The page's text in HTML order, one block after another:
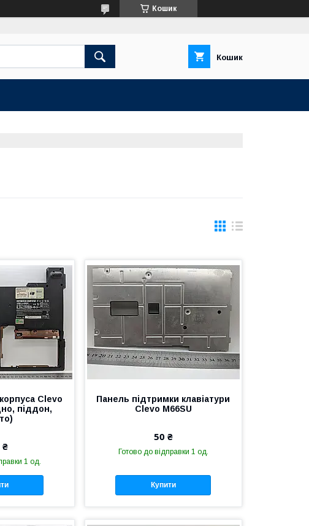
Кошик
Кошик
Clevo
піддон,
₴
1 од.
Панель підтримки клавіатури
Clevo M66SU
50 ₴
Готово до відправки 1 од.
Купити